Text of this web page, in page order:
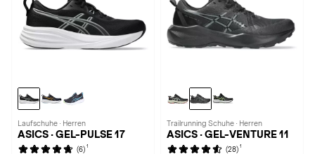
Laufschuhe · Herren
ASICS · GEL-PULSE 17
(6) 1
Trailrunning Schuhe · Herren
ASICS · GEL-VENTURE 11
(28) 1